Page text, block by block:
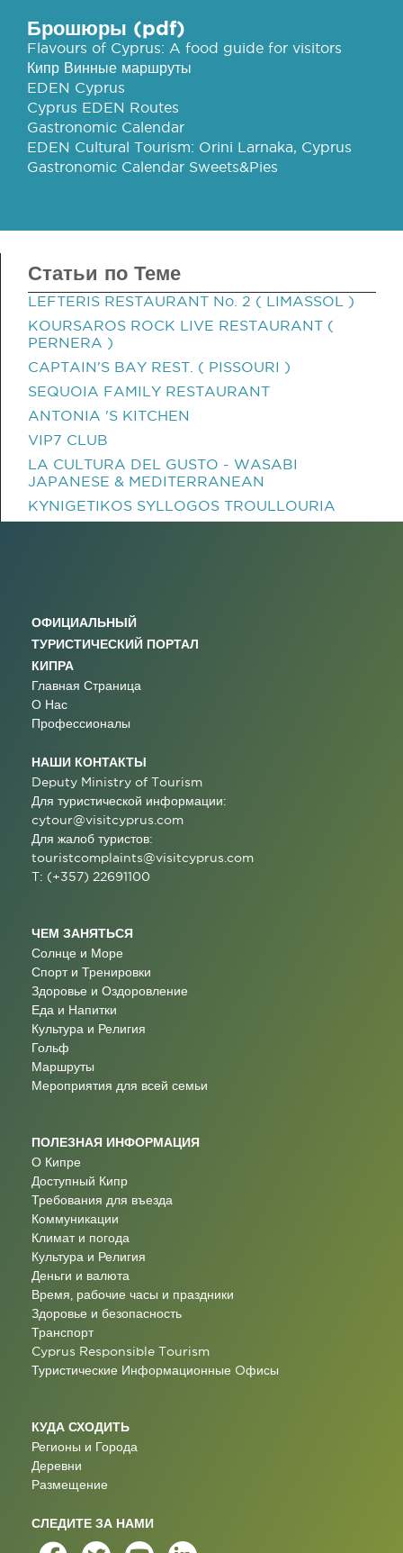
Брошюры (pdf)
Flavours of Cyprus: A food guide for visitors
Кипр Винные маршруты
EDEN Cyprus
Cyprus EDEN Routes
Gastronomic Calendar
EDEN Cultural Tourism: Orini Larnaka, Cyprus
Gastronomic Calendar Sweets&Pies
Статьи по Теме
LEFTERIS RESTAURANT No. 2 ( LIMASSOL )
KOURSAROS ROCK LIVE RESTAURANT (
PERNERA )
CAPTAIN'S BAY REST. ( PISSOURI )
SEQUOIA FAMILY RESTAURANT
ANTONIA 'S KITCHEN
VIP7 CLUB
LA CULTURA DEL GUSTO - WASABI
JAPANESE & MEDITERRANEAN
KYNIGETIKOS SYLLOGOS TROULLOURIA
ОФИЦИАЛЬНЫЙ
ТУРИСТИЧЕСКИЙ ПОРТАЛ
КИПРА
Главная Страница
О Нас
Профессионалы
НАШИ КОНТАКТЫ
Deputy Ministry of Tourism
Для туристической информации:
cytour@visitcyprus.com
Для жалоб туристов:
touristcomplaints@visitcyprus.com
T: (+357) 22691100
ЧЕМ ЗАНЯТЬСЯ
Солнце и Море
Спорт и Тренировки
Здоровье и Оздоровление
Еда и Напитки
Культура и Религия
Гольф
Маршруты
Мероприятия для всей семьи
ПОЛЕЗНАЯ ИНФОРМАЦИЯ
О Кипре
Доступный Кипр
Требования для въезда
Коммуникации
Климат и погода
Культура и Религия
Деньги и валюта
Время, рабочие часы и праздники
Здоровье и безопасность
Транспорт
Cyprus Responsible Tourism
Туристические Информационные Oфисы
КУДА СХОДИТЬ
Регионы и Города
Деревни
Размещение
СЛЕДИТЕ ЗА НАМИ